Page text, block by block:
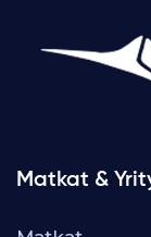
Matkat &